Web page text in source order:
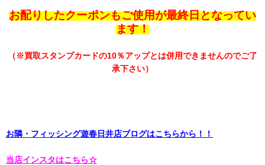
お配りしたクーポンもご使用が最終日となってい
ます！
（※買取スタンプカードの10％アップとは併用できませんのでご了
承下さい）
お隣・フィッシング遊春日井店ブログはこちらから！！
当店インスタはこちら☆